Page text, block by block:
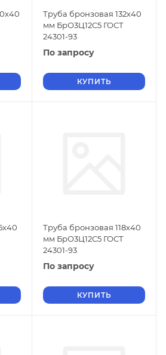
Труба бронзовая 132х40
мм БрО3Ц12С5 ГОСТ
24301-93
По запросу
КУПИТЬ
Труба бронзовая 118х40
мм БрО3Ц12С5 ГОСТ
24301-93
По запросу
КУПИТЬ